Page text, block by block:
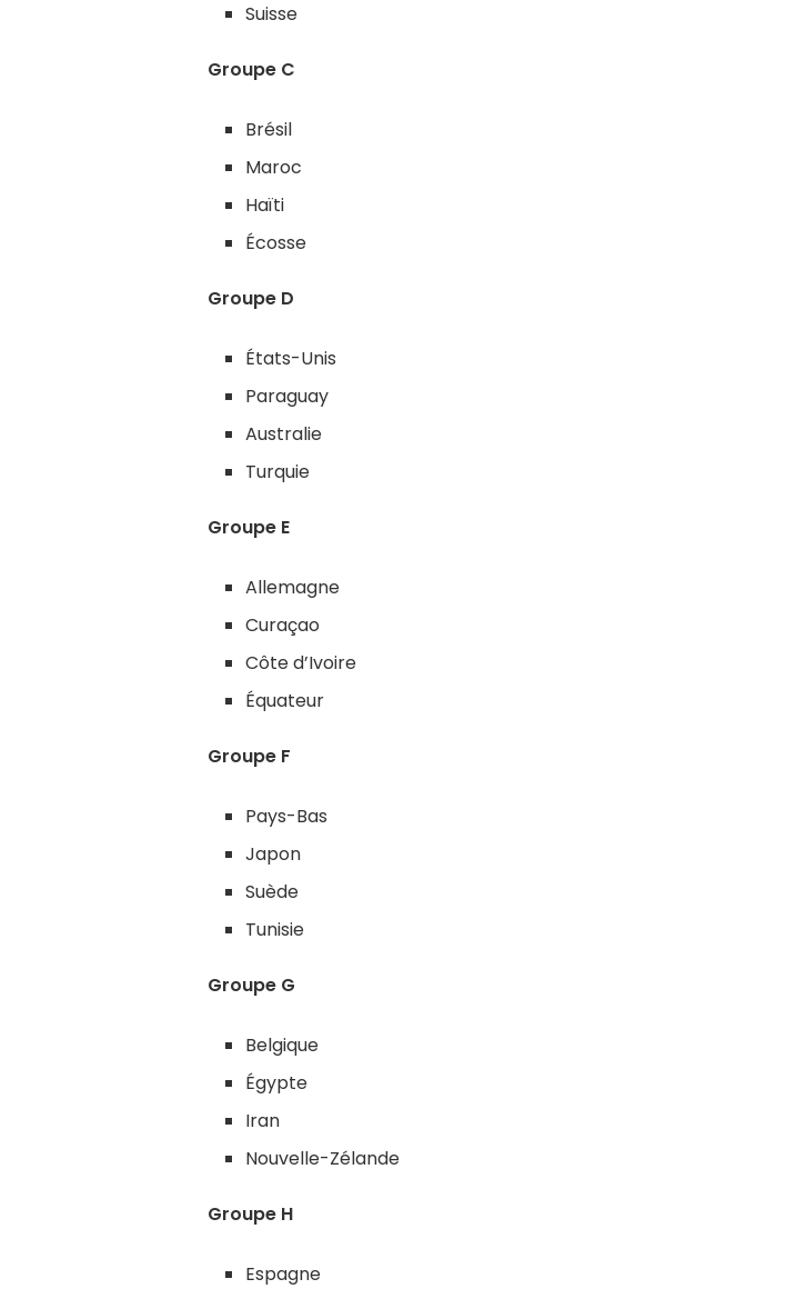
Suisse
Groupe C
Brésil
Maroc
Haïti
Écosse
Groupe D
États-Unis
Paraguay
Australie
Turquie
Groupe E
Allemagne
Curaçao
Côte d’Ivoire
Équateur
Groupe F
Pays-Bas
Japon
Suède
Tunisie
Groupe G
Belgique
Égypte
Iran
Nouvelle-Zélande
Groupe H
Espagne